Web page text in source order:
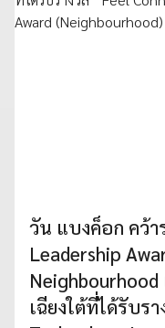
วัน แบงค็อก คว้า
Leadership
เฉียงใต้ที่ได้รับร